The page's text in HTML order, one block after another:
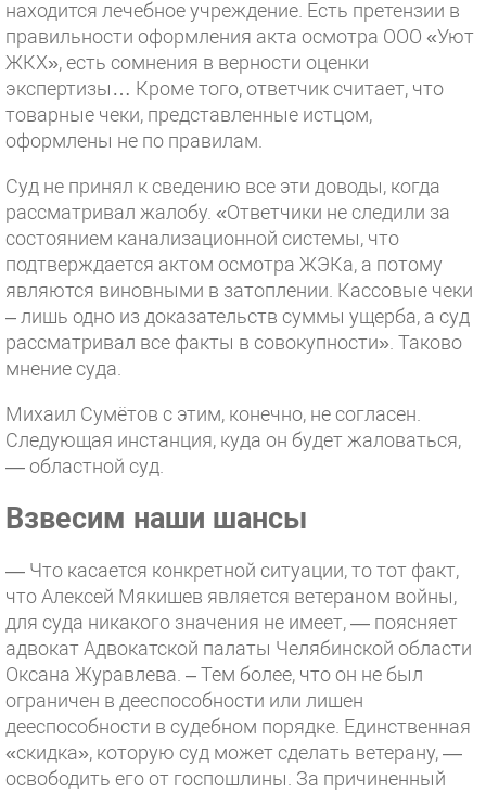
находится лечебное учреждение. Есть претензии в
правильности оформления акта осмотра ООО «Уют
ЖКХ», есть сомнения в верности оценки
экспертизы… Кроме того, ответчик считает, что
товарные чеки, представленные истцом,
оформлены не по правилам.
Суд не принял к сведению все эти доводы, когда
рассматривал жалобу. «Ответчики не следили за
состоянием канализационной системы, что
подтверждается актом осмотра ЖЭКа, а потому
являются виновными в затоплении. Кассовые чеки
– лишь одно из доказательств суммы ущерба, а суд
рассматривал все факты в совокупности». Таково
мнение суда.
Михаил Сумётов с этим, конечно, не согласен.
Следующая инстанция, куда он будет жаловаться,
— областной суд.
Взвесим наши шансы
— Что касается конкретной ситуации, то тот факт,
что Алексей Мякишев является ветераном войны,
для суда никакого значения не имеет, — поясняет
адвокат Адвокатской палаты Челябинской области
Оксана Журавлева. – Тем более, что он не был
ограничен в дееспособности или лишен
дееспособности в судебном порядке. Единственная
«скидка», которую суд может сделать ветерану, —
освободить его от госпошлины. За причиненный